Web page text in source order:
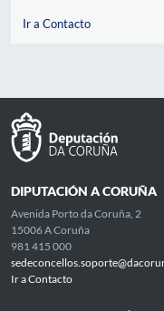
Ir a Contacto
DIPUTACIÓN A CORUÑA
Avenida Porto da Coruña, 2
15006 A Coruña
981 415 000
Ir a Contacto